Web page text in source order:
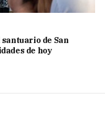
de San
de hoy